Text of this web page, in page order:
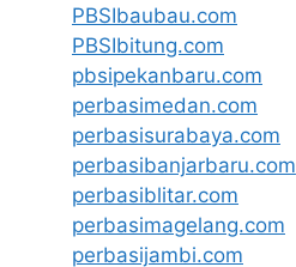
PBSIbaubau.com
PBSIbitung.com
pbsipekanbaru.com
perbasimedan.com
perbasisurabaya.com
perbasibanjarbaru.com
perbasiblitar.com
perbasimagelang.com
perbasijambi.com